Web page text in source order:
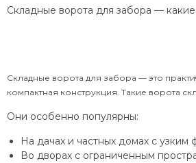
Складные ворота для забора —
Складные ворота для забора — это
компактная конструкция. Такие ворота
Они особенно популярны:
На дачах и частных домах с узким
Во дворах с ограниченным